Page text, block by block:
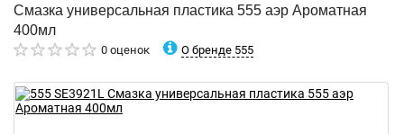
Смазка универсальная пластика 555 аэр Ароматная
400мл
0 оценок О бренде 555